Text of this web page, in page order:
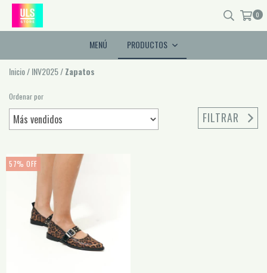
0
MENÚ PRODUCTOS
Inicio/INV2025/Zapatos
Ordenar por
FILTRAR
57% OFF